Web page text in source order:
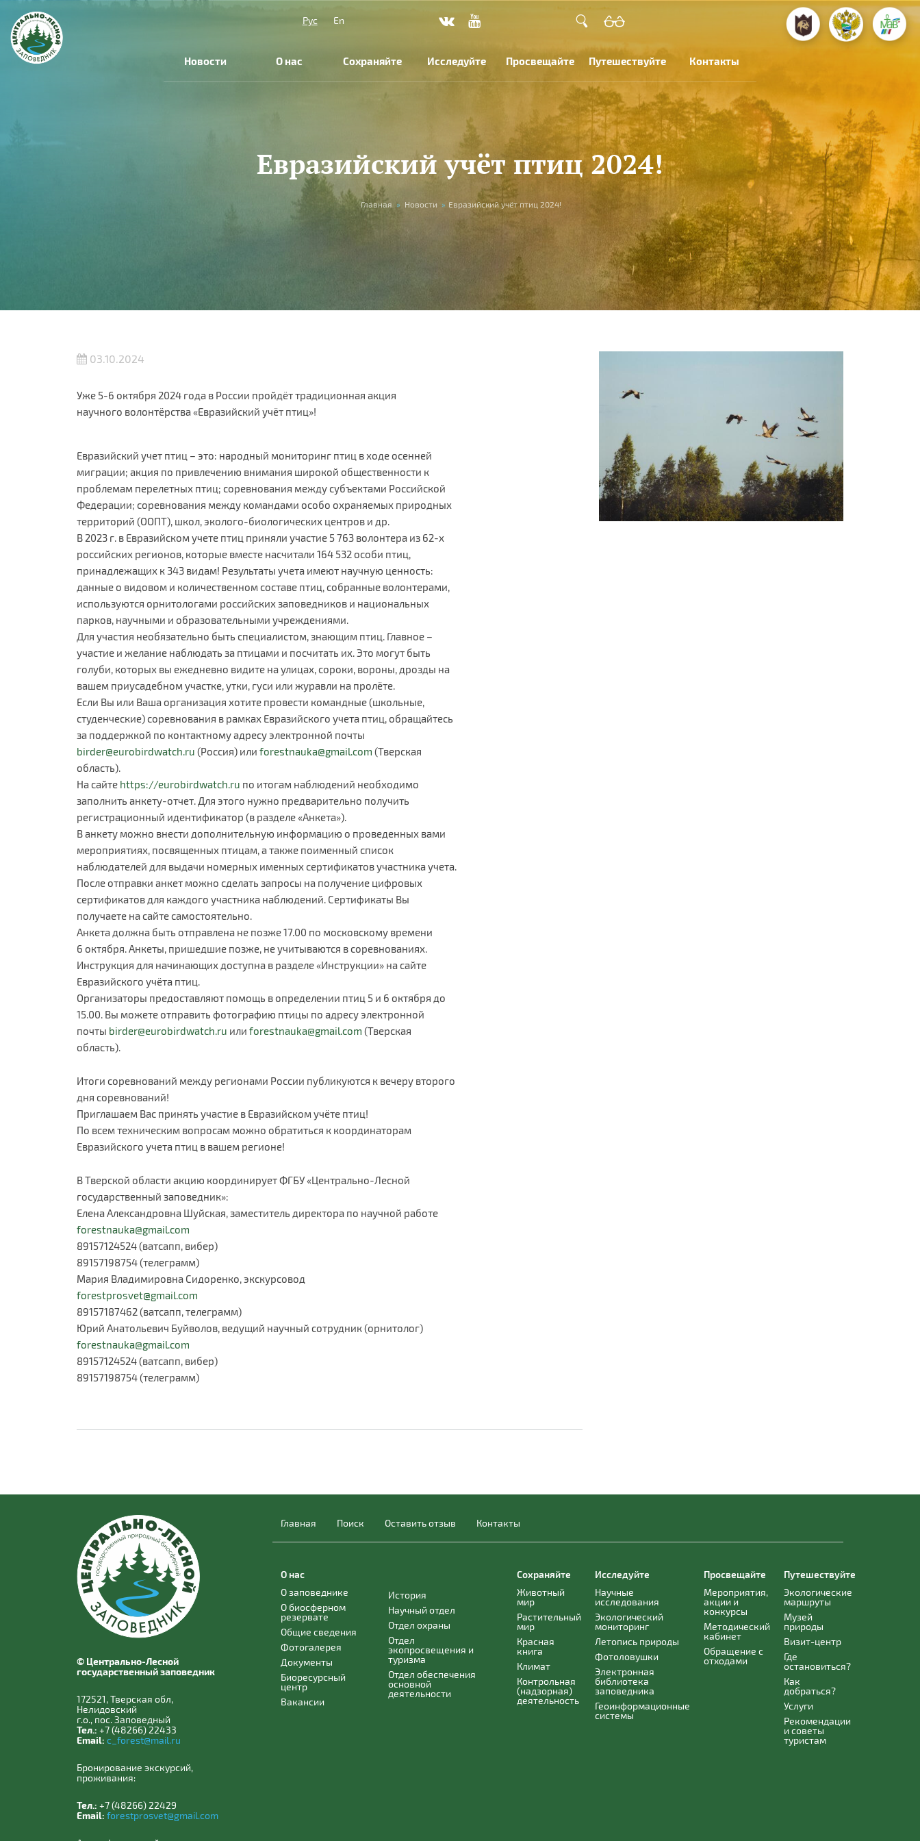
Рус
En
Новости О нас Сохраняйте Исследуйте Просвещайте Путешествуйте Контакты
Евразийский учёт птиц 2024!
Главная » Новости » Евразийский учёт птиц 2024!
03.10.2024
Уже 5-6 октября 2024 года в России пройдёт традиционная акция
научного волонтёрства «Евразийский учёт птиц»!
Евразийский учет птиц – это: народный мониторинг птиц в ходе осенней
миграции; акция по привлечению внимания широкой общественности к
проблемам перелетных птиц; соревнования между субъектами Российской
Федерации; соревнования между командами особо охраняемых природных
территорий (ООПТ), школ, эколого-биологических центров и др.
В 2023 г. в Евразийском учете птиц приняли участие 5 763 волонтера из 62-х
российских регионов, которые вместе насчитали 164 532 особи птиц,
принадлежащих к 343 видам! Результаты учета имеют научную ценность:
данные о видовом и количественном составе птиц, собранные волонтерами,
используются орнитологами российских заповедников и национальных
парков, научными и образовательными учреждениями.
Для участия необязательно быть специалистом, знающим птиц. Главное –
участие и желание наблюдать за птицами и посчитать их. Это могут быть
голуби, которых вы ежедневно видите на улицах, сороки, вороны, дрозды на
вашем приусадебном участке, утки, гуси или журавли на пролёте.
Если Вы или Ваша организация хотите провести командные (школьные,
студенческие) соревнования в рамках Евразийского учета птиц, обращайтесь
за поддержкой по контактному адресу электронной почты
birder@eurobirdwatch.ru (Россия) или forestnauka@gmail.com (Тверская
область).
На сайте https://eurobirdwatch.ru по итогам наблюдений необходимо
заполнить анкету-отчет. Для этого нужно предварительно получить
регистрационный идентификатор (в разделе «Анкета»).
В анкету можно внести дополнительную информацию о проведенных вами
мероприятиях, посвященных птицам, а также поименный список
наблюдателей для выдачи номерных именных сертификатов участника учета.
После отправки анкет можно сделать запросы на получение цифровых
сертификатов для каждого участника наблюдений. Сертификаты Вы
получаете на сайте самостоятельно.
Анкета должна быть отправлена не позже 17.00 по московскому времени
6 октября. Анкеты, пришедшие позже, не учитываются в соревнованиях.
Инструкция для начинающих доступна в разделе «Инструкции» на сайте
Евразийского учёта птиц.
Организаторы предоставляют помощь в определении птиц 5 и 6 октября до
15.00. Вы можете отправить фотографию птицы по адресу электронной
почты birder@eurobirdwatch.ru или forestnauka@gmail.com (Тверская
область).
Итоги соревнований между регионами России публикуются к вечеру второго
дня соревнований!
Приглашаем Вас принять участие в Евразийском учёте птиц!
По всем техническим вопросам можно обратиться к координаторам
Евразийского учета птиц в вашем регионе!
В Тверской области акцию координирует ФГБУ «Центрально-Лесной
государственный заповедник»:
Елена Александровна Шуйская, заместитель директора по научной работе
forestnauka@gmail.com
89157124524 (ватсапп, вибер)
89157198754 (телеграмм)
Мария Владимировна Сидоренко, экскурсовод
forestprosvet@gmail.com
89157187462 (ватсапп, телеграмм)
Юрий Анатольевич Буйволов, ведущий научный сотрудник (орнитолог)
forestnauka@gmail.com
89157124524 (ватсапп, вибер)
89157198754 (телеграмм)
© Центрально-Лесной
государственный заповедник
172521, Тверская обл,
Нелидовский
г.о., пос. Заповедный
Тел.: +7 (48266) 22433
Email: c_forest@mail.ru
Бронирование экскурсий,
проживания:
Тел.: +7 (48266) 22429
Email: forestprosvet@gmail.com
Главная Поиск Оставить отзыв Контакты
О нас
О заповеднике
О биосферном
резервате
Общие сведения
Фотогалерея
Документы
Биоресурсный
центр
Вакансии
История
Научный отдел
Отдел охраны
Отдел
экопросвещения и
туризма
Отдел обеспечения
основной
деятельности
Сохраняйте
Животный
мир
Растительный
мир
Красная
книга
Климат
Контрольная
(надзорная)
деятельность
Исследуйте
Научные
исследования
Экологический
мониторинг
Летопись природы
Фотоловушки
Электронная
библиотека
заповедника
Геоинформационные
системы
Просвещайте
Мероприятия,
акции и
конкурсы
Методический
кабинет
Обращение с
отходами
Путешествуйте
Экологические
маршруты
Музей
природы
Визит-центр
Где
остановиться?
Как
добраться?
Услуги
Рекомендации
и советы
туристам